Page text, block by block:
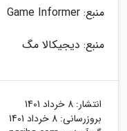
منبع: Game Informer
منبع: دیجیکالا مگ
انتشار: 8 خرداد 1401
بروزرسانی: 8 خرداد 1401